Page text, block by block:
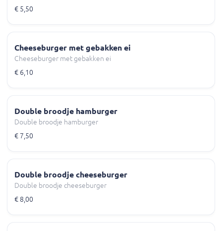
€ 5,50
Cheeseburger met gebakken ei
Cheeseburger met gebakken ei
€ 6,10
Double broodje hamburger
Double broodje hamburger
€ 7,50
Double broodje cheeseburger
Double broodje cheeseburger
€ 8,00